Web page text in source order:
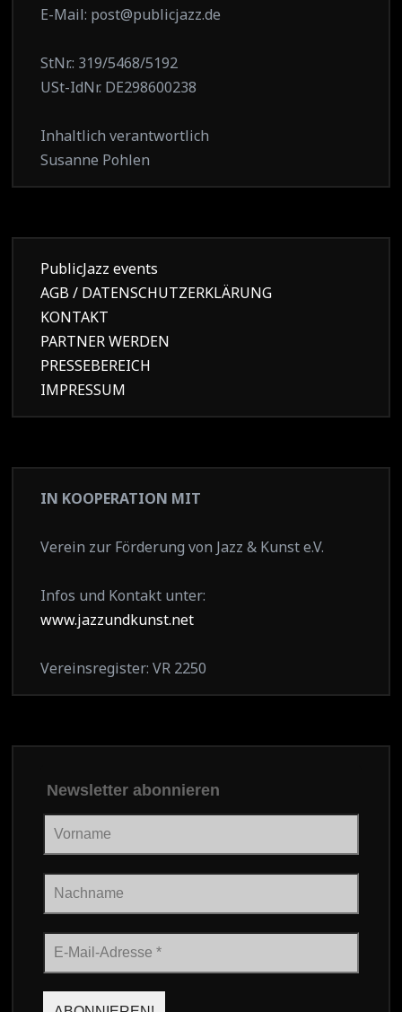
E-Mail: post@publicjazz.de
StNr.: 319/5468/5192
USt-IdNr. DE298600238
Inhaltlich verantwortlich
Susanne Pohlen
PublicJazz events
AGB / DATENSCHUTZERKLÄRUNG
KONTAKT
PARTNER WERDEN
PRESSEBEREICH
IMPRESSUM
IN KOOPERATION MIT
Verein zur Förderung von Jazz & Kunst e.V.
Infos und Kontakt unter:
www.jazzundkunst.net
Vereinsregister: VR 2250
Newsletter abonnieren
Vorname
Nachname
E-
Mail-
Adresse